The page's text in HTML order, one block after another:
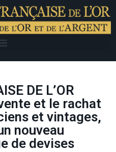
DE L’OR
et le rachat
et vintages,
nouveau
de devises